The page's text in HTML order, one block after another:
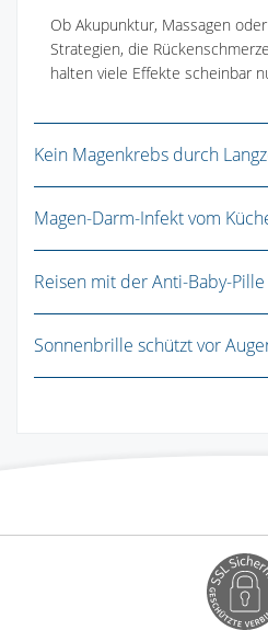
Ob Akupunktur, Massagen
Strategien, die
halten viele Effekte scheinbar
Kein Magenkrebs durch
Magen-Darm-Infekt vom
Reisen mit der Anti-Baby-Pille
Sonnenbrille schützt vor